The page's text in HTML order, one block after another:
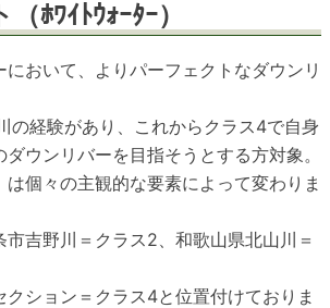
ﾎﾜｲﾄｳｫｰﾀｰ）
おいて、よりパーフェクトなダウンリ
の経験があり、これからクラス4で自身
ウンリバーを目指そうとする方対象。
は個々の主観的な要素によって変わりま
吉野川＝クラス2、和歌山県北山川＝
クション＝クラス4と位置付けておりま